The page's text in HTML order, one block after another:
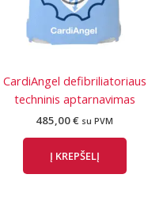
CardiAngel defibriliatoriaus
techninis aptarnavimas
485,00€ su PVM
Į KREPŠELĮ